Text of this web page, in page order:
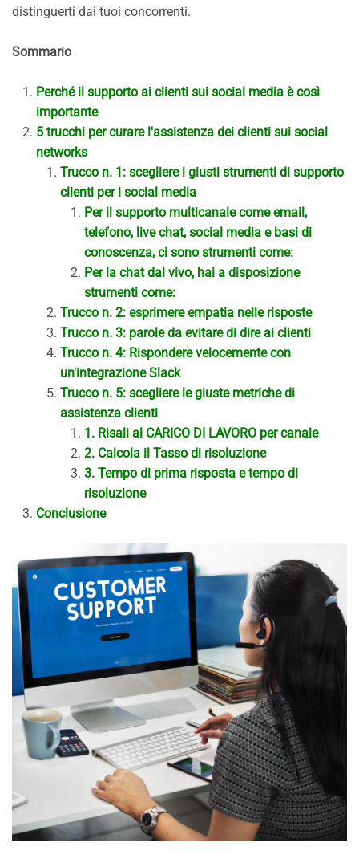
distinguerti dai tuoi concorrenti.
Sommario
Perché il supporto ai clienti sui social media è così
importante
5 trucchi per curare l'assistenza dei clienti sui social
networks
Trucco n. 1: scegliere i giusti strumenti di supporto
clienti per i social media
Per il supporto multicanale come email,
telefono, live chat, social media e basi di
conoscenza, ci sono strumenti come:
Per la chat dal vivo, hai a disposizione
strumenti come:
Trucco n. 2: esprimere empatia nelle risposte
Trucco n. 3: parole da evitare di dire ai clienti
Trucco n. 4: Rispondere velocemente con
un'integrazione Slack
Trucco n. 5: scegliere le giuste metriche di
assistenza clienti
1. Risali al CARICO DI LAVORO per canale
2. Calcola il Tasso di risoluzione
3. Tempo di prima risposta e tempo di
risoluzione
Conclusione